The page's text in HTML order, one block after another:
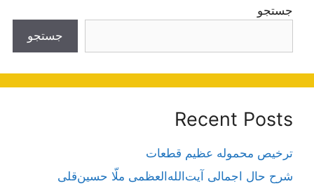
جستجو
جستجو
Recent Posts
ترخیص محموله عظیم قطعات
شرح حال اجمالی آیت‌الله‌العظمی ملّا حسین‌قلی